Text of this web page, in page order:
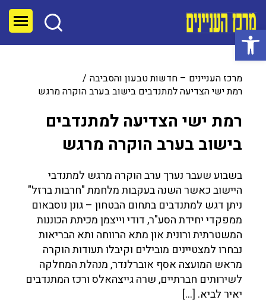
פתח סרגל נגישות
מרכז העניינים – חדשות טבעון והסביבה
רמת ישי הצדיעה למתנדבים בישוב בערב הוקרה מרגש
רמת ישי הצדיעה למתנדבים
בישוב בערב הוקרה מרגש
בשבוע שעבר נערך ערב הוקרה מרגש למתנדבי
היישוב כאשר השנה בעקבות מלחמת "חרבות ברזל"
ניתן דגש למתנדבים בתחום הבטחון – גונן נוסבאום
ממפקדי יחידת הסע"ר, דודי וייצמן מכיתת הכוננות
המשטרתית ורונית און מתא הרווחה ותא הבריאות
נבחרו למצטיינים מובילים וקיבלו תעודות הוקרה
מראש המועצה אסף אוברלנדר, מנהלת המחלקה
לשירותים חברתיים, שרה גייצהאלס ורכז המתנדבים
יאיר לביא. […]